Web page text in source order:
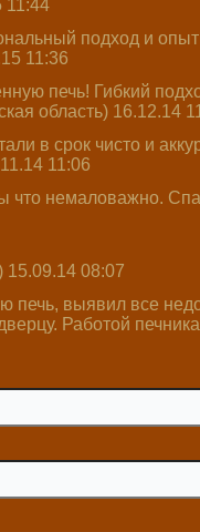
11:44
подход и
11:36
печь! Гибкий
область) 16.12.14
в срок чисто и
11:06
что немаловажно.
15.09.14 08:07
выявил все
Работой